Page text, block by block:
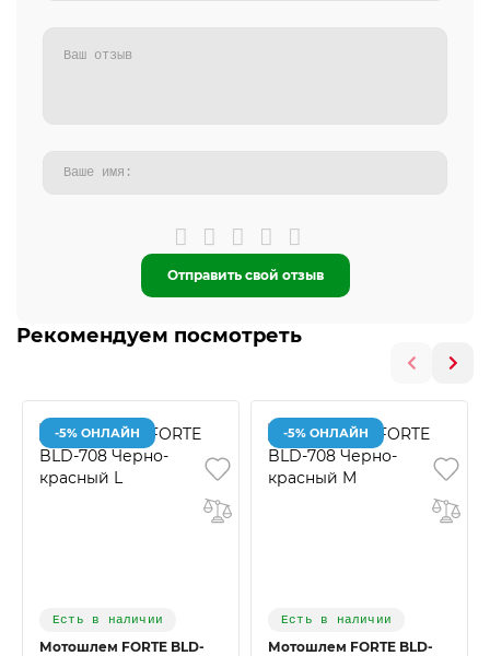
Отправить свой отзыв
Рекомендуем посмотреть
-5% ОНЛАЙН
Есть в наличии
Мотошлем FORTE BLD-
-5% ОНЛАЙН
Есть в наличии
Мотошлем FORTE BLD-